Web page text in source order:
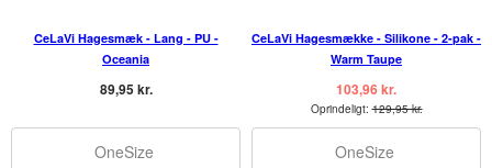
CeLaVi Hagesmæk - Lang - PU -
Oceania
89,95 kr.
OneSize
CeLaVi Hagesmække - Silikone - 2-pak -
Warm Taupe
103,96 kr.
Oprindeligt:129,95 kr.
OneSize